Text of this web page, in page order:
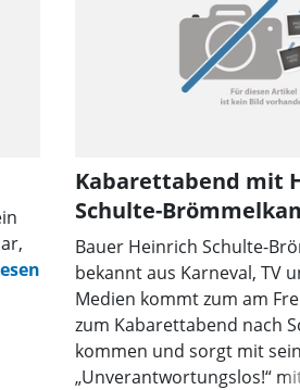
Kabarettabend mit
Schulte-
Bauer Heinrich Schulte-
bekannt aus Karneval, TV
Medien kommt zum am
zum Kabarettabend nach
kommen und sorgt mit
„Unverantwortungslos!“